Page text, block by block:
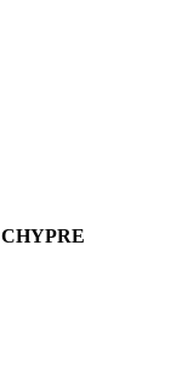
CHYPRE